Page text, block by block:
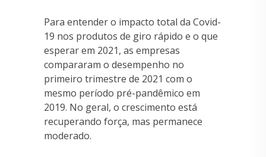
Para entender o impacto total da Covid-
19 nos produtos de giro rápido e o que
esperar em 2021, as empresas
compararam o desempenho no
primeiro trimestre de 2021 com o
mesmo período pré-pandêmico em
2019. No geral, o crescimento está
recuperando força, mas permanece
moderado.